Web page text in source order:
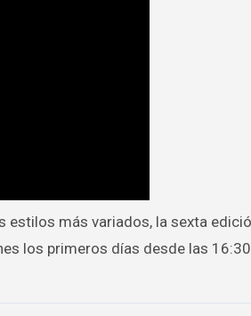
estilos más variados, la sexta
los primeros días desde las